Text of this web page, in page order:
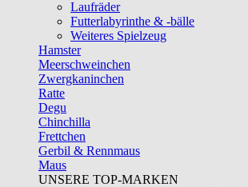
Laufräder
Futterlabyrinthe & -bälle
Weiteres Spielzeug
Hamster
Meerschweinchen
Zwergkaninchen
Ratte
Degu
Chinchilla
Frettchen
Gerbil & Rennmaus
Maus
UNSERE TOP-MARKEN